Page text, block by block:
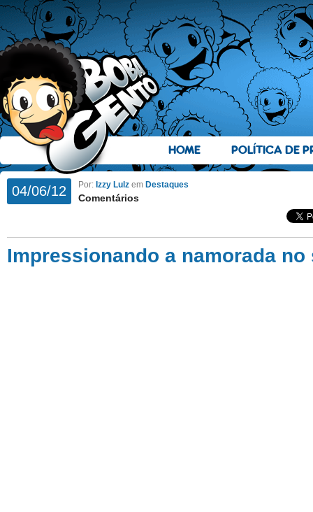
HOME POLÍTICA DE
04/06/12 Por: Izzy Lulz em Destaques
Comentários
Impressionando a namorada